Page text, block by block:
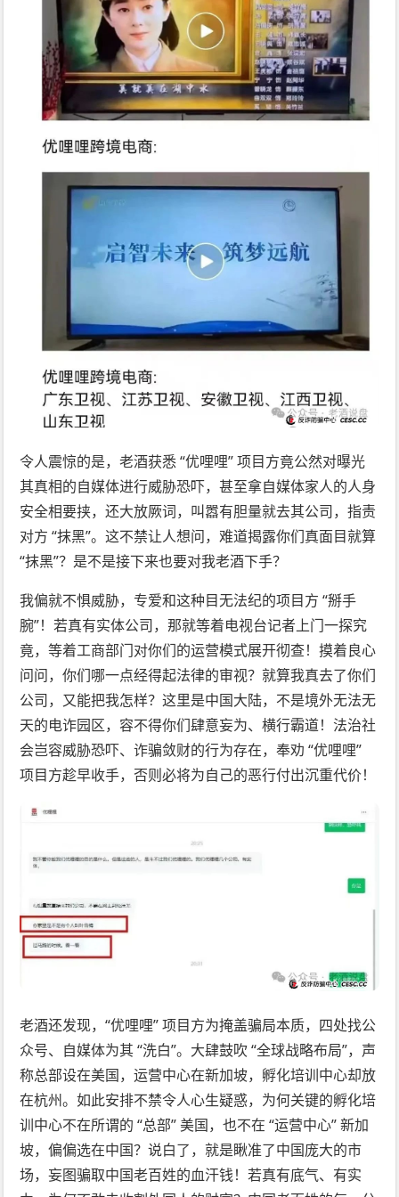
令人震惊的是，老酒获悉 “优哩哩” 项目方竟公然对曝光
其真相的自媒体进行威胁恐吓，甚至拿自媒体家人的人身
安全相要挟，还大放厥词，叫嚣有胆量就去其公司，指责
对方 “抹黑”。这不禁让人想问，难道揭露你们真面目就算
“抹黑”？是不是接下来也要对我老酒下手？
我偏就不惧威胁，专爱和这种目无法纪的项目方 “掰手
腕”！若真有实体公司，那就等着电视台记者上门一探究
竟，等着工商部门对你们的运营模式展开彻查！摸着良心
问问，你们哪一点经得起法律的审视？就算我真去了你们
公司，又能把我怎样？这里是中国大陆，不是境外无法无
天的电诈园区，容不得你们肆意妄为、横行霸道！法治社
会岂容威胁恐吓、诈骗敛财的行为存在，奉劝 “优哩哩”
项目方趁早收手，否则必将为自己的恶行付出沉重代价！
老酒还发现，“优哩哩” 项目方为掩盖骗局本质，四处找公
众号、自媒体为其 “洗白”。大肆鼓吹 “全球战略布局”，声
称总部设在美国，运营中心在新加坡，孵化培训中心却放
在杭州。如此安排不禁令人心生疑惑，为何关键的孵化培
训中心不在所谓的 “总部” 美国，也不在 “运营中心” 新加
坡，偏偏选在中国？说白了，就是瞅准了中国庞大的市
场，妄图骗取中国老百姓的血汗钱！若真有底气、有实